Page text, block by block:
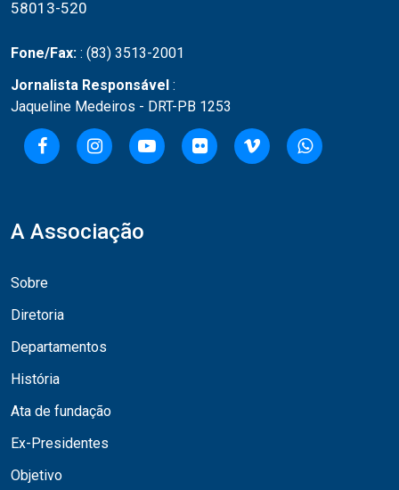
58013-520
Fone/Fax: : (83) 3513-2001
Jornalista Responsável :
Jaqueline Medeiros - DRT-PB 1253
A Associação
Sobre
Diretoria
Departamentos
História
Ata de fundação
Ex-Presidentes
Objetivo